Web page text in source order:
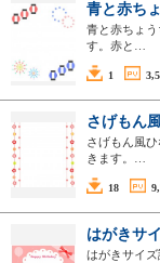
青と赤ち
青と赤ちょ
す。赤と…
1
さげもん
さげもん風
きます。…
18
はがきサ
はがきサイ